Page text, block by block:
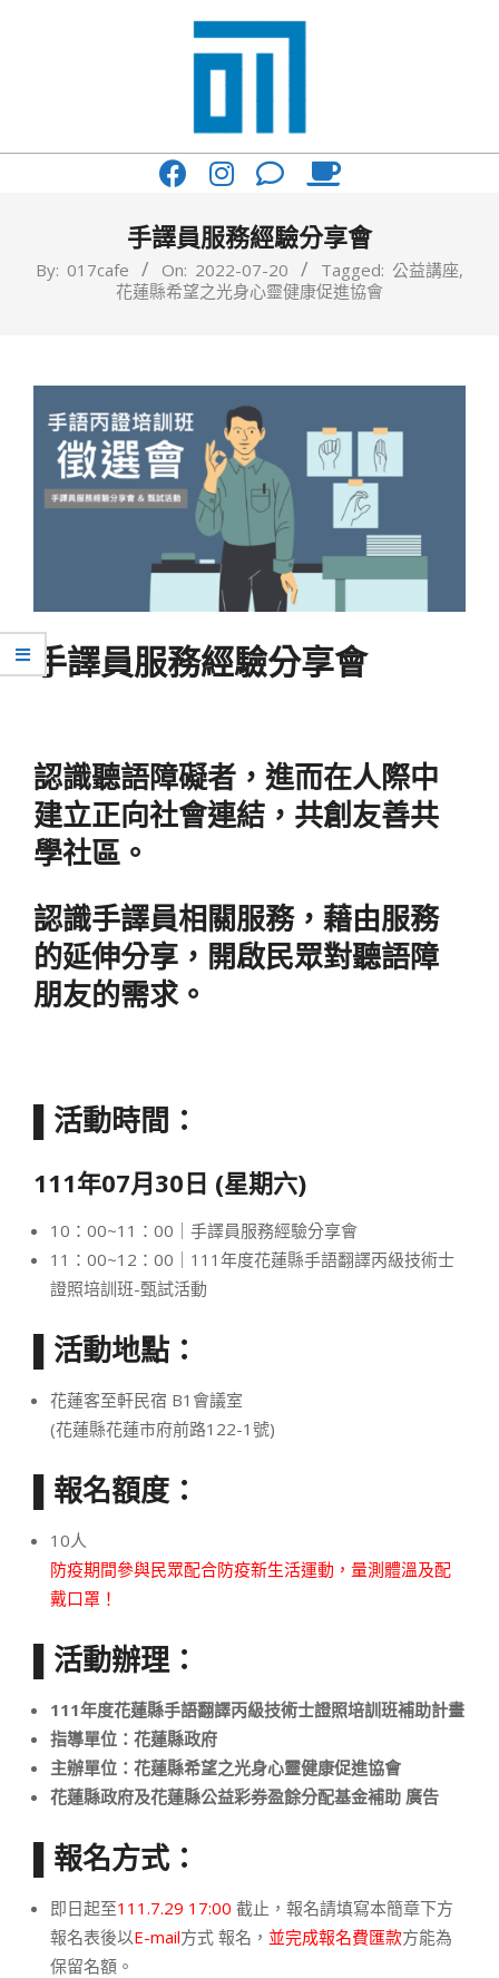
017
你
咖
啡
手譯員服務經驗分享會
By: 017cafe On: 2022-07-20 Tagged: 公益講座,
花蓮縣希望之光身心靈健康促進協會
手譯員服務經驗分享會
認識聽語障礙者，進而在人際中
建立正向社會連結，共創友善共
學社區。
認識手譯員相關服務，藉由服務
的延伸分享，開啟民眾對聽語障
朋友的需求。
▌活動時間：
111年07月30日 (星期六)
10：00~11：00｜手譯員服務經驗分享會
11：00~12：00｜111年度花蓮縣手語翻譯丙級技術士
證照培訓班-甄試活動
▌活動地點：
花蓮客至軒民宿 B1會議室
(花蓮縣花蓮市府前路122-1號)
▌報名額度：
10人
防疫期間參與民眾配合防疫新生活運動，量測體溫及配
戴口罩！
▌活動辦理：
111年度花蓮縣手語翻譯丙級技術士證照培訓班補助計畫
指導單位：花蓮縣政府
主辦單位：花蓮縣希望之光身心靈健康促進協會
花蓮縣政府及花蓮縣公益彩券盈餘分配基金補助 廣告
▌報名方式：
即日起至111.7.29 17:00 截止，報名請填寫本簡章下方
報名表後以E-mail方式 報名， 並完成報名費匯款方能為
保留名額。